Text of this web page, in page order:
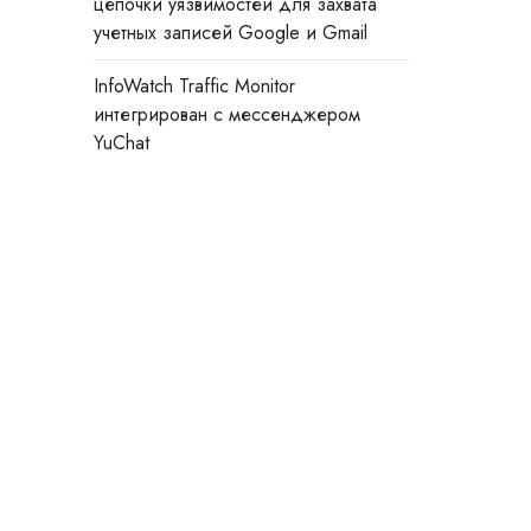
учетных записей Google и Gmail
InfoWatch Traffic Monitor
интегрирован с мессенджером
YuChat